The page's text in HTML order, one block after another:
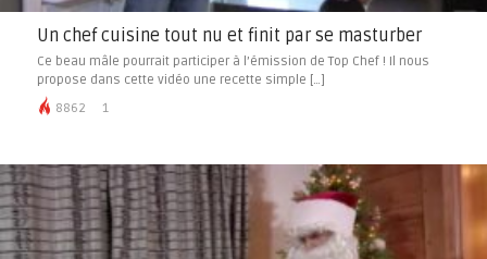
Un chef cuisine tout nu et finit par se masturber
Ce beau mâle pourrait participer à l’émission de Top Chef ! Il nous
propose dans cette vidéo une recette simple […]
8862
1